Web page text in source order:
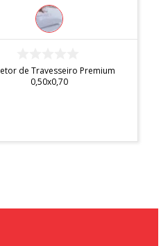
de Travesseiro Premium
0,50x0,70